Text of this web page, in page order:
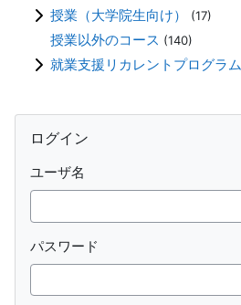
授業（大学院生向け） (17)
授業以外のコース (140)
就業支援リカレントプログラム
ブロック
ログイン
ユーザ名
パスワード